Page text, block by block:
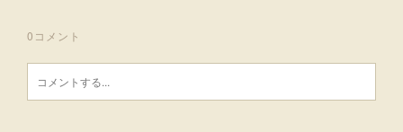
0 コメント